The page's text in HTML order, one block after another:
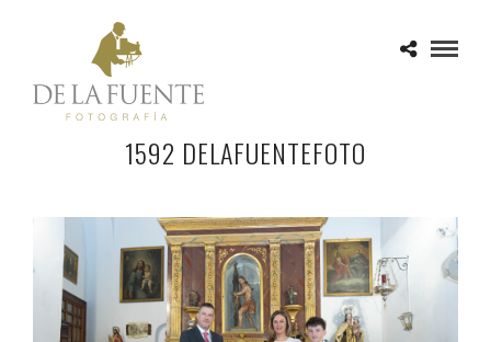
1592 DELAFUENTEFOTO